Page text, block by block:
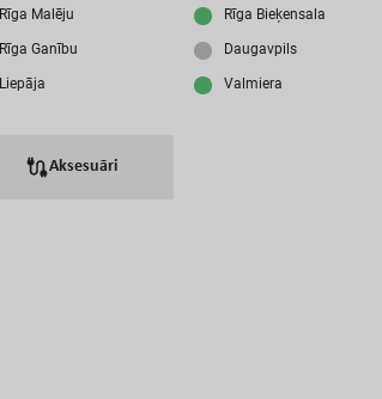
Aiz
id
Rīga Malēju Rīga Bieķensala
Rīga Ganību Daugavpils
Liepāja Valmiera
Aksesuāri